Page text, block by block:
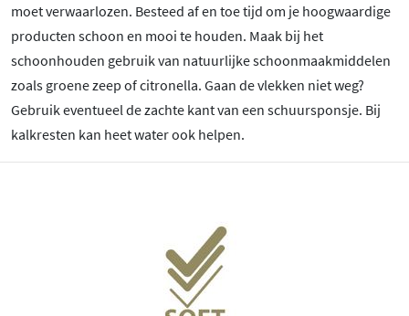
moet verwaarlozen. Besteed af en toe tijd om je hoogwaardige
producten schoon en mooi te houden. Maak bij het
schoonhouden gebruik van natuurlijke schoonmaakmiddelen
zoals groene zeep of citronella. Gaan de vlekken niet weg?
Gebruik eventueel de zachte kant van een schuursponsje. Bij
kalkresten kan heet water ook helpen.